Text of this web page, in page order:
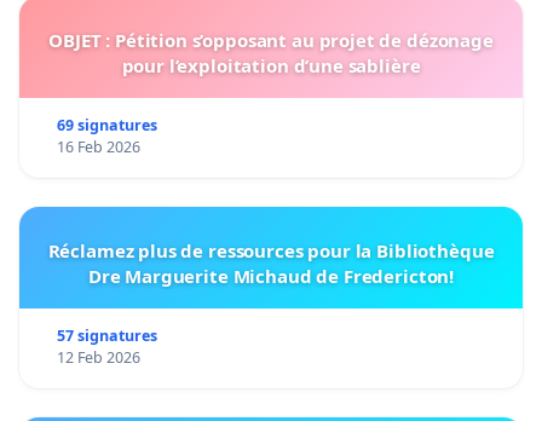
OBJET : Pétition s’opposant au projet de dézonage
pour l’exploitation d’une sablière
69 signatures
16 Feb 2026
Réclamez plus de ressources pour la Bibliothèque
Dre Marguerite Michaud de Fredericton!
57 signatures
12 Feb 2026